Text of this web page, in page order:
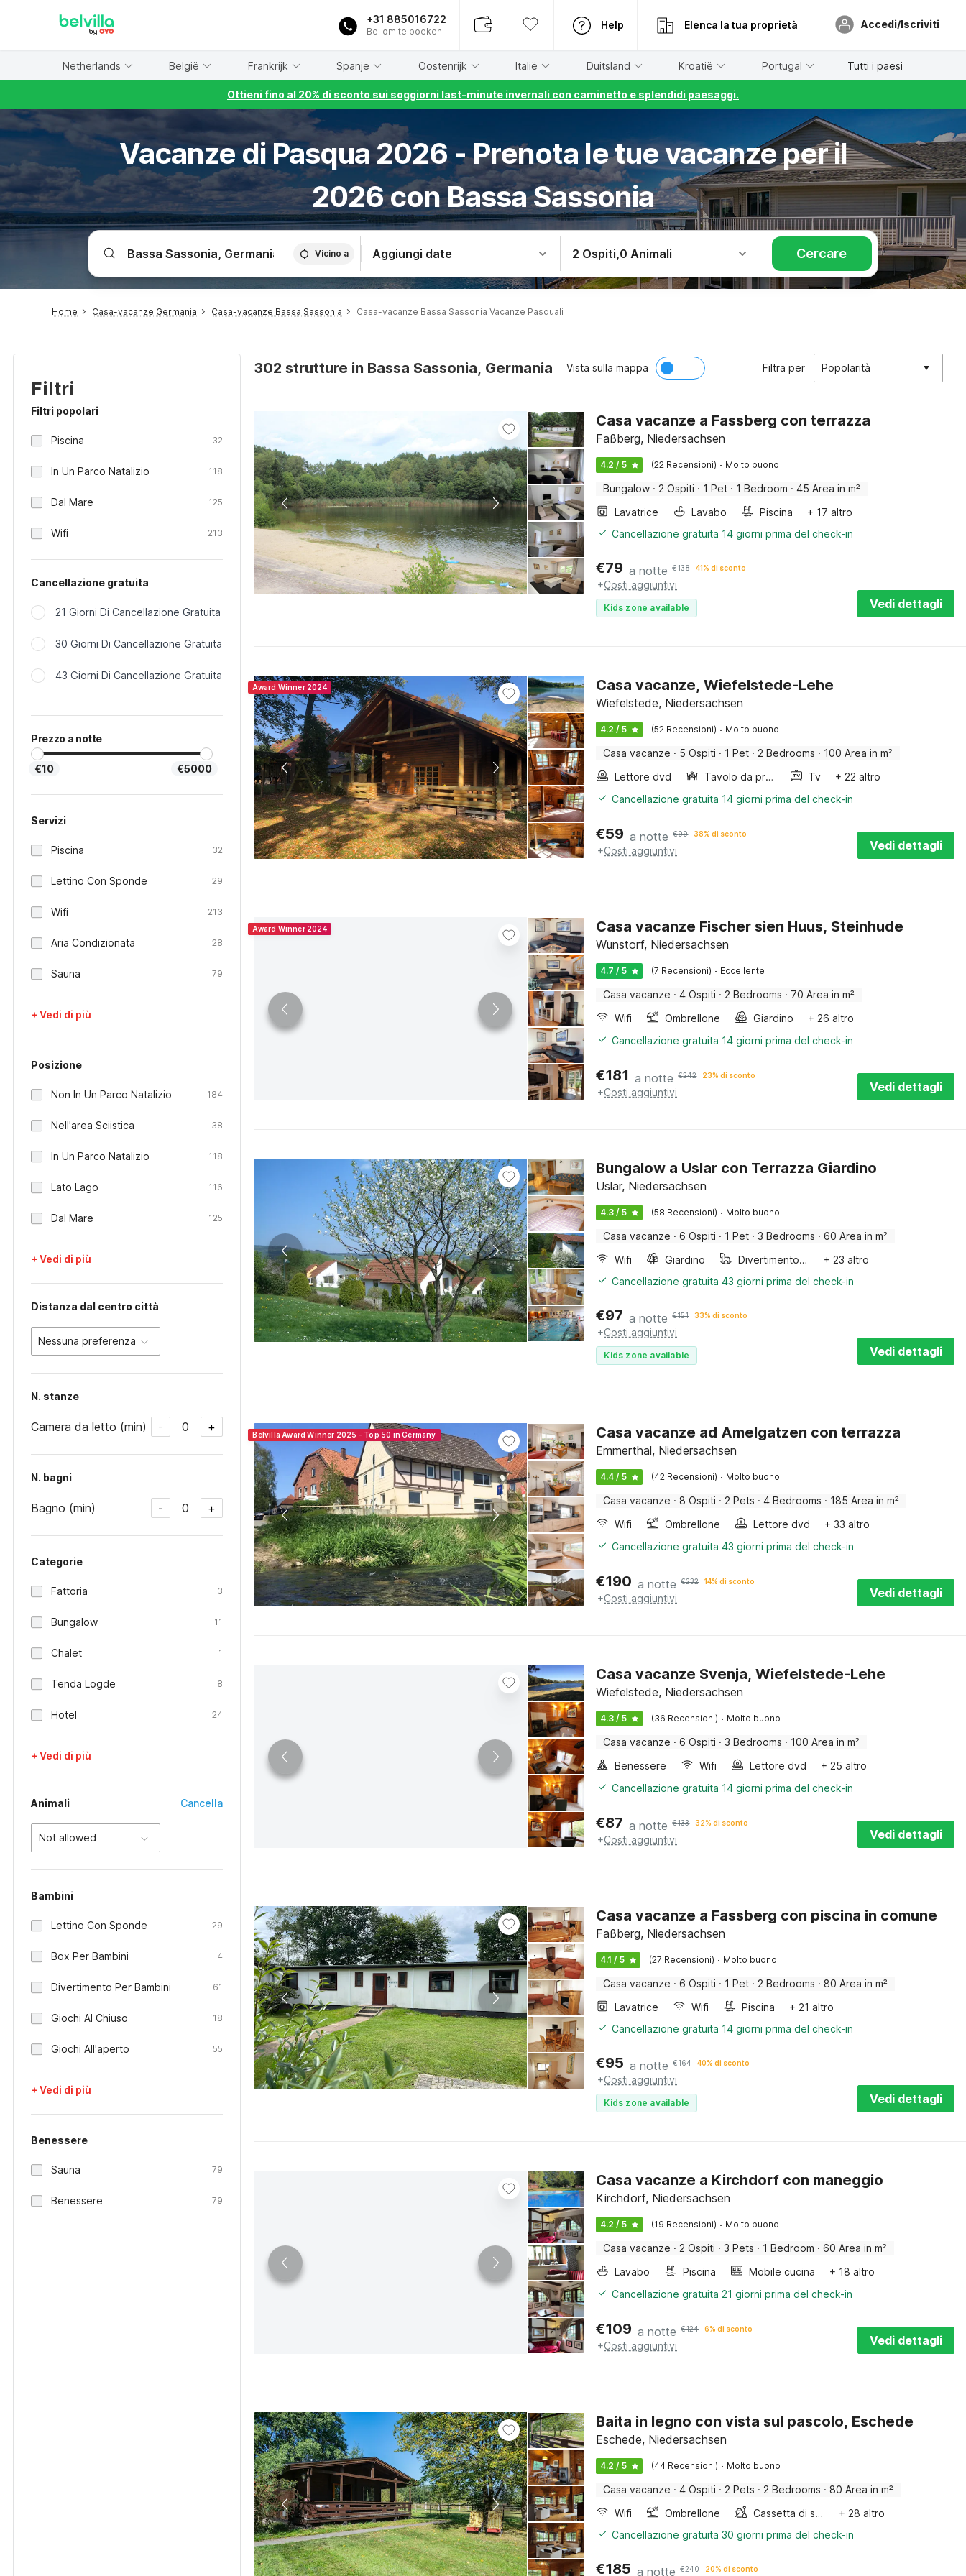
+31 885016722
Bel om te boeken
Help Elenca la tua proprietà Accedi/Iscriviti
Netherlands België Frankrijk Spanje Oostenrijk Italië Duitsland Kroatië Portugal Tutti i paesi
Ottieni fino al 20% di sconto sui soggiorni last-minute invernali con caminetto e splendidi paesaggi.
Vacanze di Pasqua 2026 - Prenota le tue vacanze per il
2026 con Bassa Sassonia
Vicino a Aggiungi date 2 Ospiti,0 Animali Cercare
Home Casa-vacanze Germania Casa-vacanze Bassa Sassonia Casa-vacanze Bassa Sassonia Vacanze Pasquali
Filtri
Filtri popolari
Piscina 32
In Un Parco Natalizio 118
Dal Mare 125
Wifi 213
Cancellazione gratuita
21 Giorni Di Cancellazione Gratuita
30 Giorni Di Cancellazione Gratuita
43 Giorni Di Cancellazione Gratuita
Prezzo a notte
€10 €5000
Servizi
Piscina 32
Lettino Con Sponde 29
Wifi 213
Aria Condizionata 28
Sauna 79
+ Vedi di più
Posizione
Non In Un Parco Natalizio 184
Nell'area Sciistica 38
In Un Parco Natalizio 118
Lato Lago 116
Dal Mare 125
+ Vedi di più
Distanza dal centro città
Nessuna preferenza
N. stanze
Camera da letto (min) - 0 +
N. bagni
Bagno (min) - 0 +
Categorie
Fattoria 3
Bungalow 11
Chalet 1
Tenda Logde 8
Hotel 24
+ Vedi di più
Animali Cancella
Not allowed
Bambini
Lettino Con Sponde 29
Box Per Bambini 4
Divertimento Per Bambini 61
Giochi Al Chiuso 18
Giochi All'aperto 55
+ Vedi di più
Benessere
Sauna 79
Benessere 79
302 strutture in Bassa Sassonia, Germania Vista sulla mappa Filtra per Popolarità
Casa vacanze a Fassberg con terrazza
Faßberg, Niedersachsen
4.2 / 5 (22 Recensioni) · Molto buono
Bungalow · 2 Ospiti · 1 Pet · 1 Bedroom · 45 Area in m²
Lavatrice
Lavabo Piscina
+ 17 altro
Cancellazione gratuita 14 giorni prima del check-in
€79 a notte €138 41% di sconto
+Costi aggiuntivi
Kids zone available Vedi dettagli
Award Winner 2024 Casa vacanze, Wiefelstede-Lehe
Wiefelstede, Niedersachsen
4.2 / 5 (52 Recensioni) · Molto buono
Casa vacanze · 5 Ospiti · 1 Pet · 2 Bedrooms · 100 Area in m²
Lettore dvd
Tavolo da pranzo Tv
+ 22 altro
Cancellazione gratuita 14 giorni prima del check-in
€59 a notte €99 38% di sconto
+Costi aggiuntivi Vedi dettagli
Award Winner 2024 Casa vacanze Fischer sien Huus, Steinhude
Wunstorf, Niedersachsen
4.7 / 5 (7 Recensioni) · Eccellente
Casa vacanze · 4 Ospiti · 2 Bedrooms · 70 Area in m²
Wifi
Ombrellone Giardino
+ 26 altro
Cancellazione gratuita 14 giorni prima del check-in
€181 a notte €242 23% di sconto
+Costi aggiuntivi Vedi dettagli
Bungalow a Uslar con Terrazza Giardino
Uslar, Niedersachsen
4.3 / 5 (58 Recensioni) · Molto buono
Casa vacanze · 6 Ospiti · 1 Pet · 3 Bedrooms · 60 Area in m²
Wifi
Giardino Divertimento per bambini
+ 23 altro
Cancellazione gratuita 43 giorni prima del check-in
€97 a notte €151 33% di sconto
+Costi aggiuntivi
Kids zone available Vedi dettagli
Belvilla Award Winner 2025 - Top 50 in Germany Casa vacanze ad Amelgatzen con terrazza
Emmerthal, Niedersachsen
4.4 / 5 (42 Recensioni) · Molto buono
Casa vacanze · 8 Ospiti · 2 Pets · 4 Bedrooms · 185 Area in m²
Wifi
Ombrellone Lettore dvd
+ 33 altro
Cancellazione gratuita 43 giorni prima del check-in
€190 a notte €232 14% di sconto
+Costi aggiuntivi Vedi dettagli
Casa vacanze Svenja, Wiefelstede-Lehe
Wiefelstede, Niedersachsen
4.3 / 5 (36 Recensioni) · Molto buono
Casa vacanze · 6 Ospiti · 3 Bedrooms · 100 Area in m²
Benessere
Wifi Lettore dvd
+ 25 altro
Cancellazione gratuita 14 giorni prima del check-in
€87 a notte €133 32% di sconto
+Costi aggiuntivi Vedi dettagli
Casa vacanze a Fassberg con piscina in comune
Faßberg, Niedersachsen
4.1 / 5 (27 Recensioni) · Molto buono
Casa vacanze · 6 Ospiti · 1 Pet · 2 Bedrooms · 80 Area in m²
Lavatrice
Wifi Piscina
+ 21 altro
Cancellazione gratuita 14 giorni prima del check-in
€95 a notte €164 40% di sconto
+Costi aggiuntivi
Kids zone available Vedi dettagli
Casa vacanze a Kirchdorf con maneggio
Kirchdorf, Niedersachsen
4.2 / 5 (19 Recensioni) · Molto buono
Casa vacanze · 2 Ospiti · 3 Pets · 1 Bedroom · 60 Area in m²
Lavabo
Piscina Mobile cucina
+ 18 altro
Cancellazione gratuita 21 giorni prima del check-in
€109 a notte €124 6% di sconto
+Costi aggiuntivi Vedi dettagli
Baita in legno con vista sul pascolo, Eschede
Eschede, Niedersachsen
4.2 / 5 (44 Recensioni) · Molto buono
Casa vacanze · 4 Ospiti · 2 Pets · 2 Bedrooms · 80 Area in m²
Wifi
Ombrellone Cassetta di sabbia
+ 28 altro
Cancellazione gratuita 30 giorni prima del check-in
€185 a notte €240 20% di sconto